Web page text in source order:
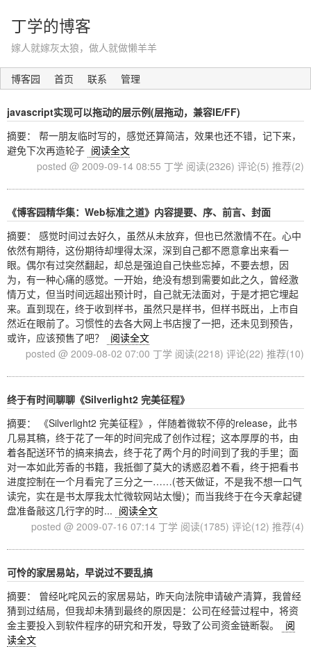
丁学的博客
嫁人就嫁灰太狼，做人就做懒羊羊
博客园 首页 联系 管理
javascript实现可以拖动的层示例(层拖动，兼容IE/FF)
摘要： 帮一朋友临时写的，感觉还算简洁，效果也还不错，记下来，
避免下次再造轮子 阅读全文
posted @ 2009-09-14 08:55 丁学 阅读(2326) 评论(5) 推荐(2)
《博客园精华集：Web标准之道》内容提要、序、前言、封面
摘要： 感觉时间过去好久，虽然从未放弃，但也已然激情不在。心中
依然有期待，这份期待却埋得太深，深到自己都不愿意拿出来看一
眼。偶尔有过突然翻起，却总是强迫自己快些忘掉，不要去想，因
为，有一种心痛的感觉。一开始，绝没有想到需要如此之久，曾经激
情万丈，但当时间远超出预计时，自己就无法面对，于是才把它埋起
来。直到现在，终于收到样书，虽然只是样书，但样书既出，上市自
然近在眼前了。习惯性的去各大网上书店搜了一把，还未见到预告，
或许，应该预售了吧？
阅读全文
posted @ 2009-08-02 07:00 丁学 阅读(2218) 评论(22) 推荐(10)
终于有时间聊聊《Silverlight2 完美征程》
摘要： 《Silverlight2 完美征程》，伴随着微软不停的release，此书
几易其稿，终于花了一年的时间完成了创作过程；这本厚厚的书，由
着各配送环节的搞来搞去，终于花了两个月的时间到了我的手里；面
对一本如此芳香的书籍，我抵御了莫大的诱惑忍着不看，终于把看书
进度控制在一个月看完了三分之一……(苍天做证，不是我不想一口气
读完，实在是书太厚我太忙微软网站太慢)；而当我终于在今天拿起键
盘准备敲这几行字的时... 阅读全文
posted @ 2009-07-16 07:14 丁学 阅读(1785) 评论(12) 推荐(4)
可怜的家居易站，早说过不要乱搞
摘要： 曾经叱咤风云的家居易站，昨天向法院申请破产清算，我曾经
猜到过结局，但我却未猜到最终的原因是：公司在经营过程中，将资
金主要投入到软件程序的研究和开发，导致了公司资金链断裂。
阅
读全文